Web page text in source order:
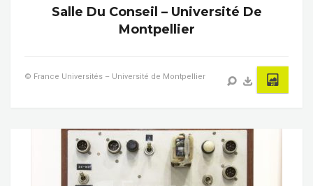
Salle Du Conseil – Université De
Montpellier
© France Universités – Université de Montpellier